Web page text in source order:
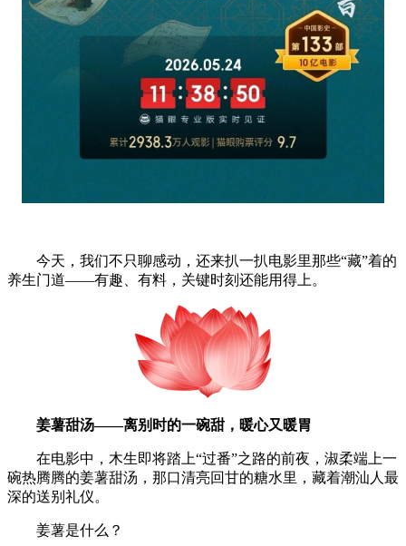
今天，我们不只聊感动，还来扒一扒电影里那些“藏”着的
养生门道——有趣、有料，关键时刻还能用得上。
姜薯甜汤——离别时的一碗甜，暖心又暖胃
在电影中，木生即将踏上“过番”之路的前夜，淑柔端上一
碗热腾腾的姜薯甜汤，那口清亮回甘的糖水里，藏着潮汕人最
深的送别礼仪。
姜薯是什么？